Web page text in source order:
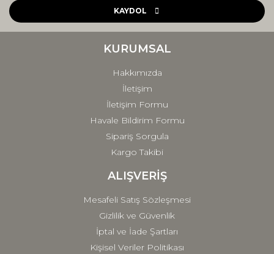
Ürün açıklamasında eksik bilgiler bulunuyor.
Ürün fiyatı diğer sitelerden daha pahalı.
Gönder
KAYDOL
KURUMSAL
Hakkımızda
İletişim
İletişim Formu
Havale Bildirim Formu
Sipariş Sorgula
Kargo Takibi
ALIŞVERİŞ
Mesafeli Satış Sözleşmesi
Gizlilik ve Güvenlik
İptal ve İade Şartları
Kişisel Veriler Politikası